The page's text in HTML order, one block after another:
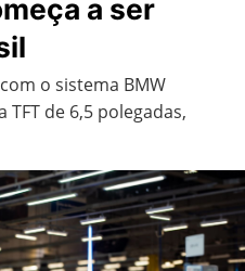
a ser
o sistema BMW
TFT de 6,5 polegadas,